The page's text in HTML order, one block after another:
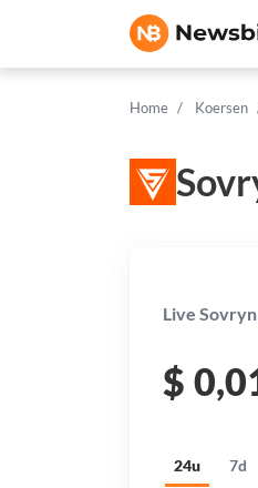
Home Koersen
Live
$
24u 7d